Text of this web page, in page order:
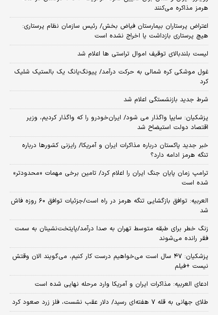
هرمز مذاکره می‌کنند
اعتراض پرستاران بیمارستان فیاض بخش/ رئیس سازمان نظام پرستاری:
هیچ پرستاری بازداشت یا اخراج نشده است
لیست بلندبالای توقیف اموال تراستی ها اعلام شد
غول موشکی کره شمالی به حرکت درآمد/ پیونگ‌یانگ یک بالستیک شلیک
کرد
شرط جدید بازنشستگی اعلام شد
پزشکیان: سایپا واگذار می شود/ ایران‌خودرو را که واگذار کردیم، وزیر
اقتصاد دولت استیضاح شد
خبر جدید پاکستان درباره مذاکرات ایران و آمریکا/ رایزنی کشورها درباره
تنگه هرمز ادامه دارد؟
ترامپ زمان پایان جنگ ایران را اعلام کرد/ تامین برخی مهمات «محدودتر»
شده است
العربیه: توافق بازگشایی تنگه هرمز در راه است/جزئیات توافق ۶۰ روزه فاش
شد
زنگ خطر برای طبقه متوسط تهران به صدا درآمد/پایتخت‌نشینان به سمت
فقر رانده می‌شوند
پزشکیان: ۴۷ سال است می‌خواهیم درست کار کنیم، می‌گویند الان وقتش
نیست +فیلم
ادعای العربیه: مذاکرات ایران و آمریکا وارد مرحله نهایی شده است
طلای جهانی به قله ۷ هفته‌ای رسید/ دلار عقب نشست، فلز زرد صعود کرد